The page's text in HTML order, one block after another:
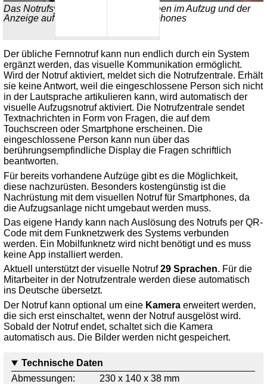
Das Notrufsystem mit dem Touchscreen im Aufzug und der
Anzeige auf dem Display des Smartphones
Der übliche Fernnotruf kann nun endlich durch ein System
ergänzt werden, das visuelle Kommunikation ermöglicht.
Wird der Notruf aktiviert, meldet sich die Notrufzentrale. Erhält
sie keine Antwort, weil die eingeschlossene Person sich nicht
in der Lautsprache artikulieren kann, wird automatisch der
visuelle Aufzugsnotruf aktiviert. Die Notrufzentrale sendet
Textnachrichten in Form von Fragen, die auf dem
Touchscreen oder Smartphone erscheinen. Die
eingeschlossene Person kann nun über das
berührungsempfindliche Display die Fragen schriftlich
beantworten.
Für bereits vorhandene Aufzüge gibt es die Möglichkeit,
diese nachzurüsten. Besonders kostengünstig ist die
Nachrüstung mit dem visuellen Notruf für Smartphones, da
die Aufzugsanlage nicht umgebaut werden muss.
Das eigene Handy kann nach Auslösung des Notrufs per QR-
Code mit dem Funknetzwerk des Systems verbunden
werden. Ein Mobilfunknetz wird nicht benötigt und es muss
keine App installiert werden.
Aktuell unterstützt der visuelle Notruf29 Sprachen. Für die
Mitarbeiter in der Notrufzentrale werden diese automatisch
ins Deutsche übersetzt.
Der Notruf kann optional um eine Kamera erweitert werden,
die sich erst einschaltet, wenn der Notruf ausgelöst wird.
Sobald der Notruf endet, schaltet sich die Kamera
automatisch aus. Die Bilder werden nicht gespeichert.
Technische Daten
Abmessungen:
230 x 140 x 38 mm